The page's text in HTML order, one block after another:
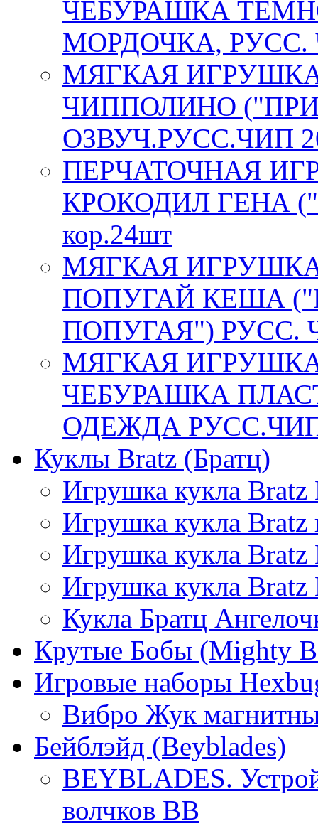
ЧЕБУРАШКА
МОРДОЧКА, РУСС.
МЯГКАЯ
ЧИППОЛИНО
ОЗВУЧ.РУСС.ЧИП
ПЕРЧАТОЧНАЯ
КРОКОДИЛ ГЕНА
кор.24шт
МЯГКАЯ
ПОПУГАЙ КЕША
ПОПУГАЯ") РУСС.
МЯГКАЯ
ЧЕБУРАШКА
ОДЕЖДА
Куклы Bratz (Братц)
Игрушка кукла
Игрушка кукла Bratz
Игрушка кукла
Игрушка кукла
Кукла Братц
Крутые Бобы (Mighty
Игровые наборы
Вибро Жук
Бейблэйд (Beyblades)
BEYBLADES.
волчков BB